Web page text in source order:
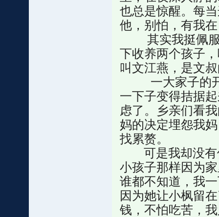
也总是惊醒。每
他，别怕，有我
其实我挺佩服
下收养两个孩子
叫文江燕，是文
一大家子的开
一下子变得拮据
虑了。乡亲们看
妈的决定埋怨我
找累赘。
可是我却没有
小孩子那样因为
谁都不知道，我
因为她让小枫留
钱，不怕吃苦，